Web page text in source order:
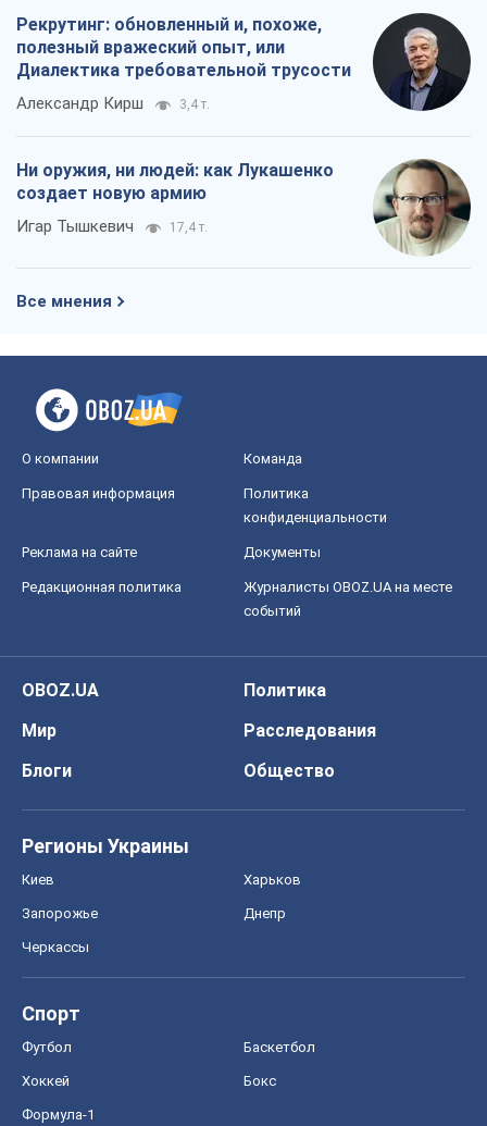
Рекрутинг: обновленный и, похоже,
полезный вражеский опыт, или
Диалектика требовательной трусости
Александр Кирш 3,4 т.
Ни оружия, ни людей: как Лукашенко
создает новую армию
Игар Тышкевич 17,4 т.
Все мнения
О компании Команда
Правовая информация
Политика
конфиденциальности
Реклама на сайте Документы
Редакционная политика
Журналисты OBOZ.UA на месте
событий
OBOZ.UA
Политика
Мир
Расследования
Блоги
Общество
Регионы Украины
Киев Харьков
Запорожье Днепр
Черкассы
Спорт
Футбол Баскетбол
Хоккей Бокс
Формула-1